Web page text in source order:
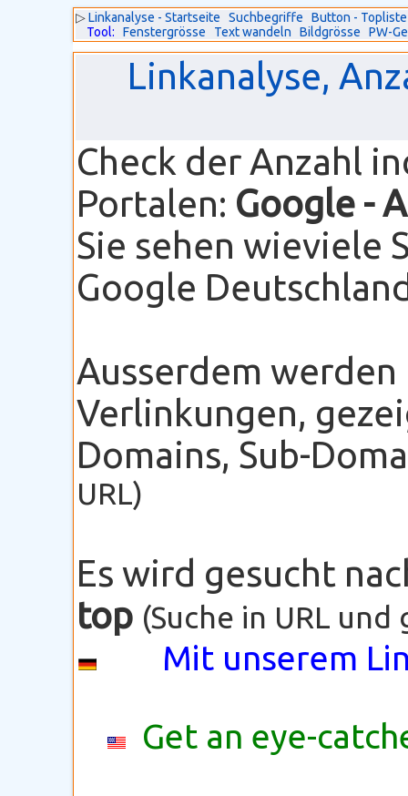
▷Linkanalyse - Startseite Suchbegriffe
Button - Topliste
Tool:
Fenstergrösse Text wandeln Bildgrösse PW-
Linkanalyse,
Check der Anzahl
Portalen: Google -
Sie sehen wieviele
Google
Ausserdem
Verlinkungen,
Domains, Sub-
URL)
Es wird gesucht
top (Suche in URL und
Mit unserem
Get an eye-